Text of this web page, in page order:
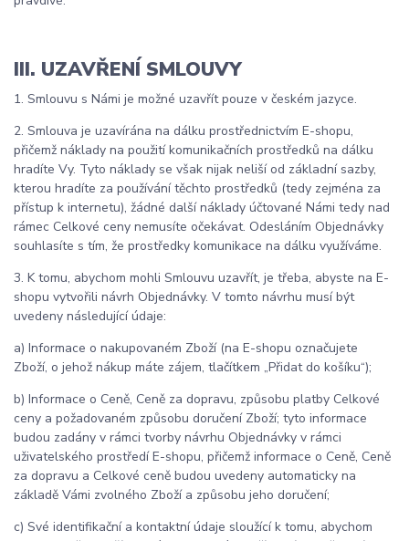
III. UZAVŘENÍ SMLOUVY
1. Smlouvu s Námi je možné uzavřít pouze v českém jazyce.
2. Smlouva je uzavírána na dálku prostřednictvím E-shopu,
přičemž náklady na použití komunikačních prostředků na dálku
hradíte Vy. Tyto náklady se však nijak neliší od základní sazby,
kterou hradíte za používání těchto prostředků (tedy zejména za
přístup k internetu), žádné další náklady účtované Námi tedy nad
rámec Celkové ceny nemusíte očekávat. Odesláním Objednávky
souhlasíte s tím, že prostředky komunikace na dálku využíváme.
3. K tomu, abychom mohli Smlouvu uzavřít, je třeba, abyste na E-
shopu vytvořili návrh Objednávky. V tomto návrhu musí být
uvedeny následující údaje:
a) Informace o nakupovaném Zboží (na E-shopu označujete
Zboží, o jehož nákup máte zájem, tlačítkem „Přidat do košíku“);
b) Informace o Ceně, Ceně za dopravu, způsobu platby Celkové
ceny a požadovaném způsobu doručení Zboží; tyto informace
budou zadány v rámci tvorby návrhu Objednávky v rámci
uživatelského prostředí E-shopu, přičemž informace o Ceně, Ceně
za dopravu a Celkové ceně budou uvedeny automaticky na
základě Vámi zvolného Zboží a způsobu jeho doručení;
c) Své identifikační a kontaktní údaje sloužící k tomu, abychom